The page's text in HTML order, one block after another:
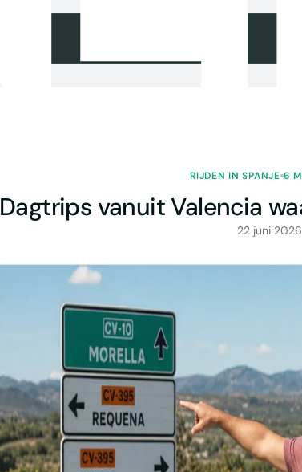
RIJDEN IN SPANJE 6
Dagtrips vanuit Valencia
22 juni 2026